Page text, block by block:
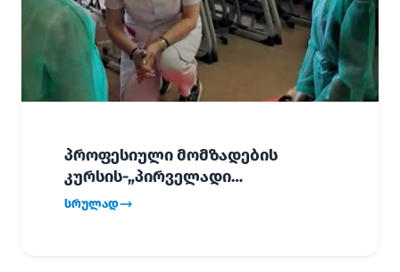
პროფესიული მომზადების
კურსის-„პირველადი
გადაუდებელი დახმარება“,
სრულად